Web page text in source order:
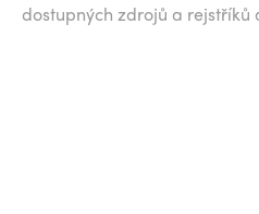
dostupných zdrojů a rejstříků